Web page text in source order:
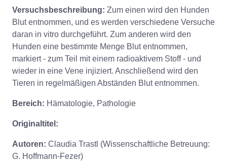
Versuchsbeschreibung: Zum einen wird den Hunden
Blut entnommen, und es werden verschiedene Versuche
daran in vitro durchgeführt. Zum anderen wird den
Hunden eine bestimmte Menge Blut entnommen,
markiert - zum Teil mit einem radioaktivem Stoff - und
wieder in eine Vene injiziert. Anschließend wird den
Tieren in regelmäßigen Abständen Blut entnommen.
Bereich: Hämatologie, Pathologie
Originaltitel:
Autoren: Claudia Trastl (Wissenschaftliche Betreuung:
G. Hoffmann-Fezer)